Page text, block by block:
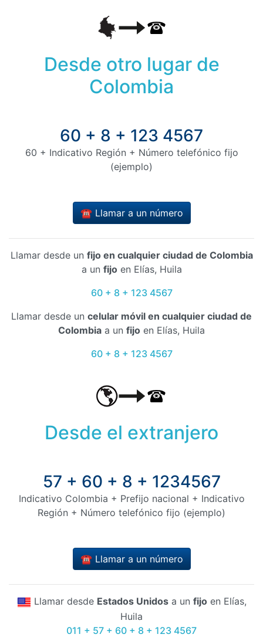
Desde otro lugar de
Colombia
60 + 8 + 123 4567
60 + Indicativo Región + Número telefónico fijo
(ejemplo)
☎️ Llamar a un número
Llamar desde un fijo en cualquier ciudad de Colombia
a un fijoen Elías, Huila
60 + 8 + 123 4567
Llamar desde un celular móvil en cualquier ciudad de
Colombia a un fijo en Elías, Huila
60 + 8 + 123 4567
Desde el extranjero
57 + 60 + 8 + 1234567
Indicativo Colombia + Prefijo nacional + Indicativo
Región + Número telefónico fijo (ejemplo)
☎️ Llamar a un número
Llamar desde Estados Unidosa un fijoen Elías,
Huila
011 + 57 + 60 + 8 + 123 4567